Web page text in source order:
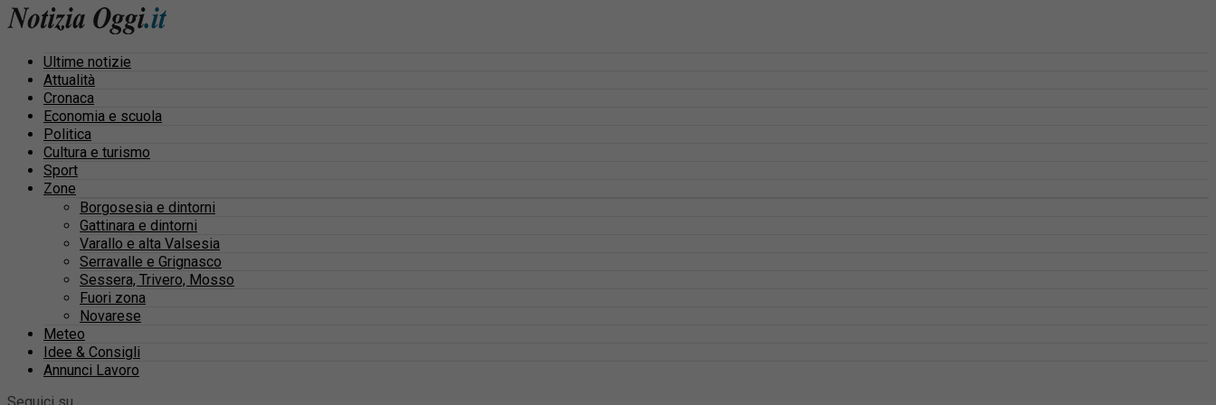
Ultime notizie
Attualità
Cronaca
Economia e scuola
Politica
Cultura e turismo
Sport
Zone
Borgosesia e dintorni
Gattinara e dintorni
Varallo e alta Valsesia
Serravalle e Grignasco
Sessera, Trivero, Mosso
Fuori zona
Novarese
Meteo
Idee & Consigli
Annunci Lavoro